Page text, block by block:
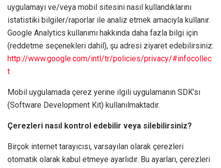
uygulamayı ve/veya mobil sitesini nasıl kullandıklarını
istatistiki bilgiler/raporlar ile analiz etmek amacıyla kullanır.
Google Analytics kullanımı hakkında daha fazla bilgi için
(reddetme seçenekleri dahil), şu adresi ziyaret edebilirsiniz:
http://www.google.com/intl/tr/policies/privacy/#infocollec
t
Mobil uygulamada çerez yerine ilgili uygulamanın SDK’sı
(Software Development Kit) kullanılmaktadır.
Çerezleri nasıl kontrol edebilir veya silebilirsiniz?
Birçok internet tarayıcısı, varsayılan olarak çerezleri
otomatik olarak kabul etmeye ayarlıdır. Bu ayarları, çerezleri